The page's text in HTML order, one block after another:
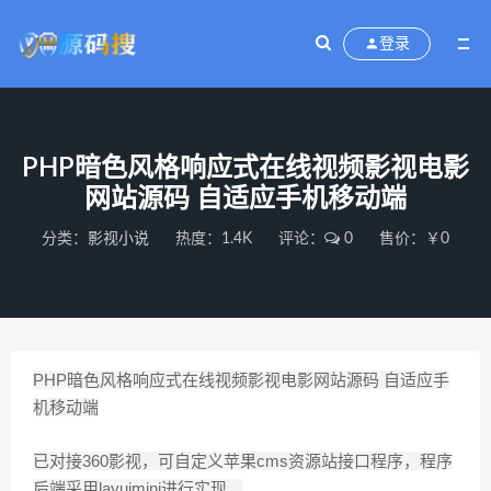
登录
PHP暗色风格响应式在线视频影视电影
网站源码 自适应手机移动端
分类： 影视小说 热度：1.4K 评论： 0 售价：￥0
PHP暗色风格响应式在线视频影视电影网站源码 自适应手
机移动端
已对接360影视，可自定义苹果cms资源站接口程序，程序